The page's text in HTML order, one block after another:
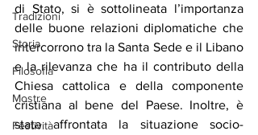
Tradizioni
Storia
Filosofia
Mostre
Festività
di Stato, si è sottolineata l’importanza
delle buone relazioni diplomatiche che
intercorrono tra la Santa Sede e il Libano
e la rilevanza che ha il contributo della
Chiesa cattolica e della componente
cristiana al bene del Paese. Inoltre, è
stata affrontata la situazione socio-